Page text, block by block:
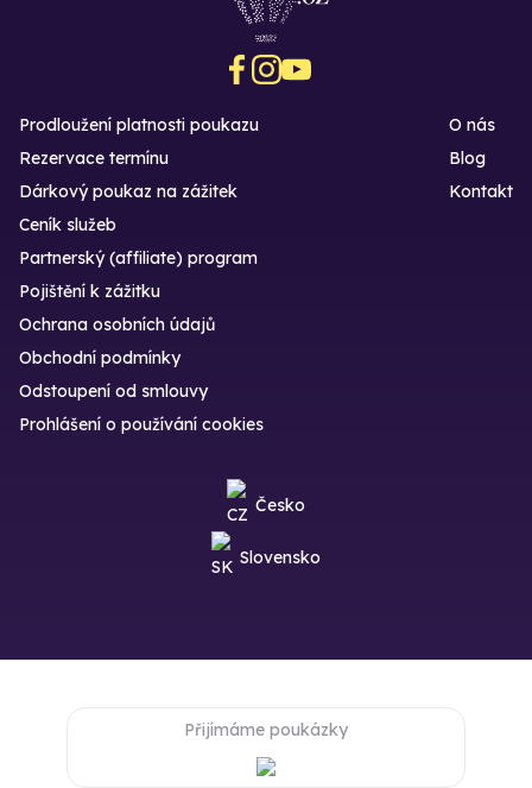
Prodloužení platnosti poukazu
Rezervace termínu
Dárkový poukaz na zážitek
O nás
Blog
Kontakt
Ceník služeb
Partnerský (affiliate) program
Pojištění k zážitku
Ochrana osobních údajů
Obchodní podmínky
Odstoupení od smlouvy
Prohlášení o používání cookies
Česko
Slovensko
Přijímáme poukázky